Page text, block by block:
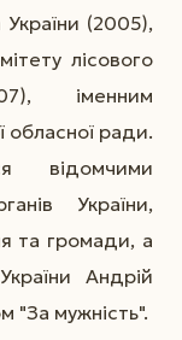
України (2005),
лісового
іменним
обласної ради.
відомчими
України,
та громади, а
Андрій
"За мужність".